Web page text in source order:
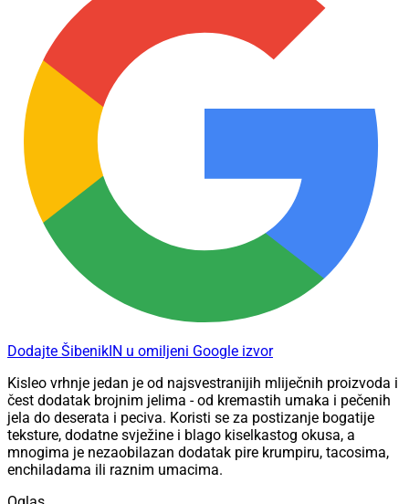
Dodajte ŠibenikIN u omiljeni Google izvor
Kisleo vrhnje jedan je od najsvestranijih mliječnih proizvoda i
čest dodatak brojnim jelima - od kremastih umaka i pečenih
jela do deserata i peciva. Koristi se za postizanje bogatije
teksture, dodatne svježine i blago kiselkastog okusa, a
mnogima je nezaobilazan dodatak pire krumpiru, tacosima,
enchiladama ili raznim umacima.